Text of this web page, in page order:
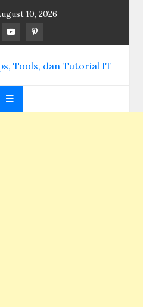
10, 2026
| Tips,
Tutorial